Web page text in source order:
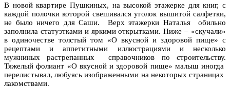
В новой квартире Пушкиных, на высокой этажерке для книг, с
каждой полочки которой свешивался уголок вышитой салфетки,
не было ничего для Саши. Верх этажерки Наталья обильно
заполнила статуэтками и яркими открытками. Ниже – «скучали»
в одиночестве толстый том «О вкусной и здоровой пище» с
рецептами и аппетитными иллюстрациями и несколько
мужниных растрепанных справочников по строительству.
Тяжелый фолиант «О вкусной и здоровой пище» малыш иногда
перелистывал, любуясь изображенными на некоторых страницах
лакомствами.